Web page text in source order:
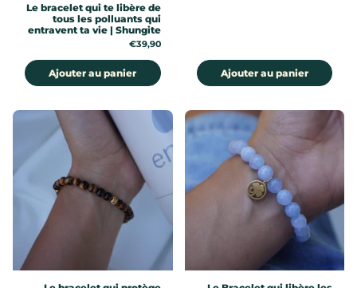
Le bracelet qui te libère de
tous les polluants qui
entravent ta vie | Shungite
Prix:
€39,90
Ajouter au panier Ajouter au panier